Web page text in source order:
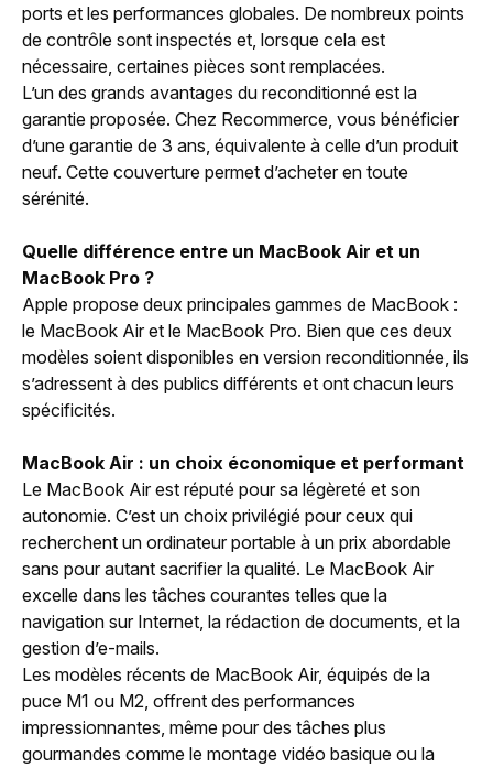
ports et les performances globales. De nombreux points
de contrôle sont inspectés et, lorsque cela est
nécessaire, certaines pièces sont remplacées.
L’un des grands avantages du reconditionné est la
garantie proposée. Chez Recommerce, vous bénéficier
d’une garantie de 3 ans, équivalente à celle d’un produit
neuf. Cette couverture permet d’acheter en toute
sérénité.
Quelle différence entre un MacBook Air et un
MacBook Pro ?
Apple propose deux principales gammes de MacBook :
le MacBook Air et le MacBook Pro. Bien que ces deux
modèles soient disponibles en version reconditionnée, ils
s’adressent à des publics différents et ont chacun leurs
spécificités.
MacBook Air : un choix économique et performant
Le MacBook Air est réputé pour sa légèreté et son
autonomie. C’est un choix privilégié pour ceux qui
recherchent un ordinateur portable à un prix abordable
sans pour autant sacrifier la qualité. Le MacBook Air
excelle dans les tâches courantes telles que la
navigation sur Internet, la rédaction de documents, et la
gestion d’e-mails.
Les modèles récents de MacBook Air, équipés de la
puce M1 ou M2, offrent des performances
impressionnantes, même pour des tâches plus
gourmandes comme le montage vidéo basique ou la